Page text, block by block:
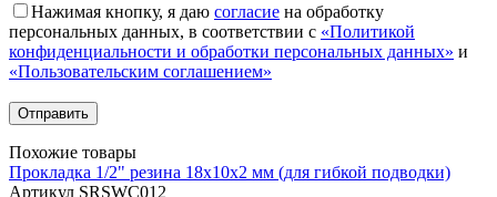
Нажимая кнопку, я даю согласие на обработку
персональных данных, в соответствии с «Политикой
конфиденциальности и обработки персональных данных» и
«Пользовательским соглашением»
Похожие товары
Прокладка 1/2" резина 18х10х2 мм (для гибкой подводки)
Артикул SRSWC012